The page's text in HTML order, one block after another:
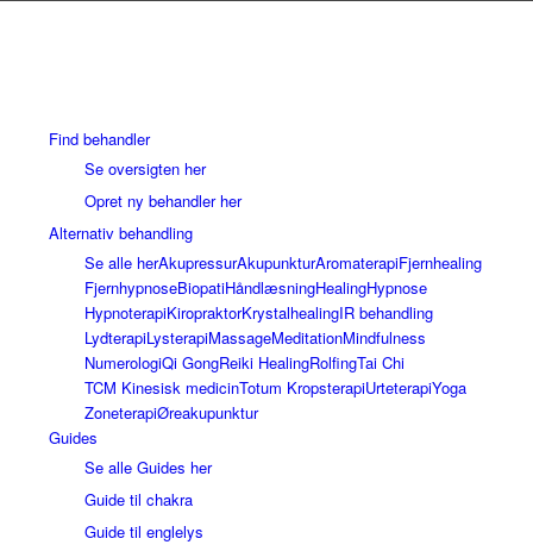
Find behandler
Se oversigten her
Opret ny behandler her
Alternativ behandling
Se alle herAkupressurAkupunkturAromaterapiFjernhealing
FjernhypnoseBiopatiHåndlæsningHealingHypnose
HypnoterapiKiropraktorKrystalhealingIR behandling
LydterapiLysterapiMassageMeditationMindfulness
NumerologiQi GongReiki HealingRolfingTai Chi
TCM Kinesisk medicinTotum KropsterapiUrteterapiYoga
ZoneterapiØreakupunktur
Guides
Se alle Guides her
Guide til chakra
Guide til englelys